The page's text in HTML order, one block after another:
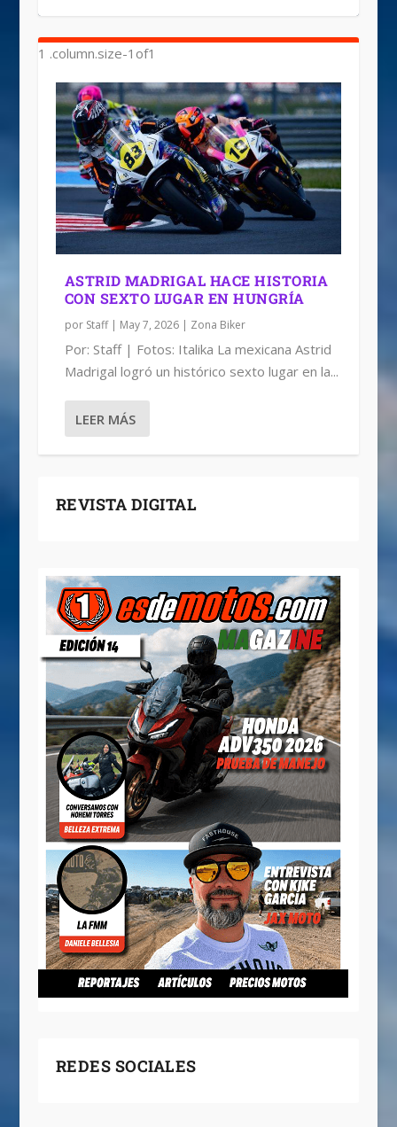
ASTRID MADRIGAL HACE HISTORIA
CON SEXTO LUGAR EN HUNGRÍA
por Staff| May 7, 2026| Zona Biker
Por: Staff | Fotos: Italika La mexicana Astrid
Madrigal logró un histórico sexto lugar en la...
LEER MÁS
REVISTA DIGITAL
REDES SOCIALES